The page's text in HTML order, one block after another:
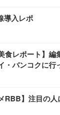
導入レポ
食レポート】
・バンコクに
RBB】注目の